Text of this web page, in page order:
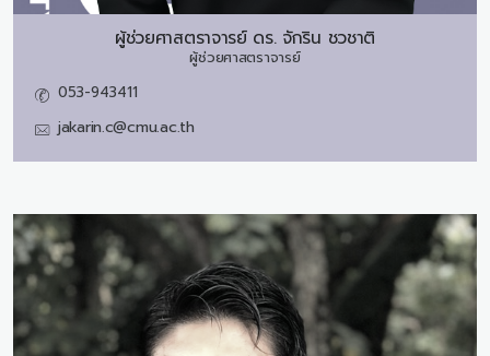
ผู้ช่วยศาสตราจารย์ ดร. จักริน ชวชาติ
ผู้ช่วยศาสตราจารย์
053-943411
jakarin.c@cmu.ac.th